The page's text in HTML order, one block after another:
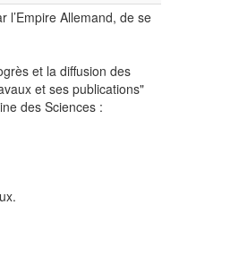
l’Empire Allemand, de se
et la diffusion des
et ses publications"
des Sciences :